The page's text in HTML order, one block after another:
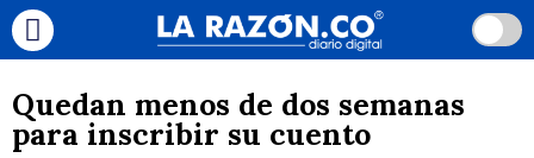
Quedan menos de dos semanas
para inscribir su cuento